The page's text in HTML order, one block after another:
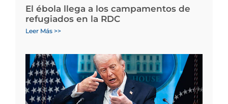
El ébola llega a los campamentos de
refugiados en la RDC
Leer Más >>